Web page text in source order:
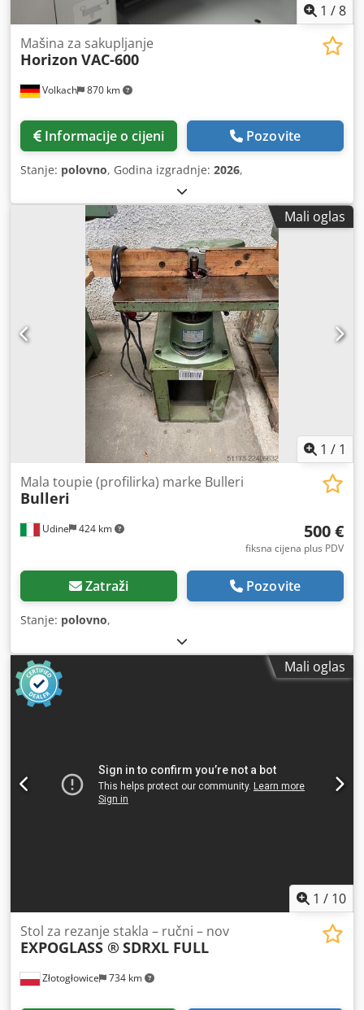
1 /8
Volkach 870 km
Mašina za sakupljanje
Horizon VAC-600
Informacije o cijeni Pozovite
Stanje: polovno, Godina izgradnje: 2026,
Mali oglas
1 / 1
Udine 424 km
Mala toupie (profilirka) marke Bulleri
Bulleri
500 €
fiksna cijena plus PDV
Zatraži Pozovite
Stanje: polovno,
Mali oglas
1 / 10
Złotogłowice 734 km
Stol za rezanje stakla – ručni – nov
EXPOGLASS ® SDRXL FULL